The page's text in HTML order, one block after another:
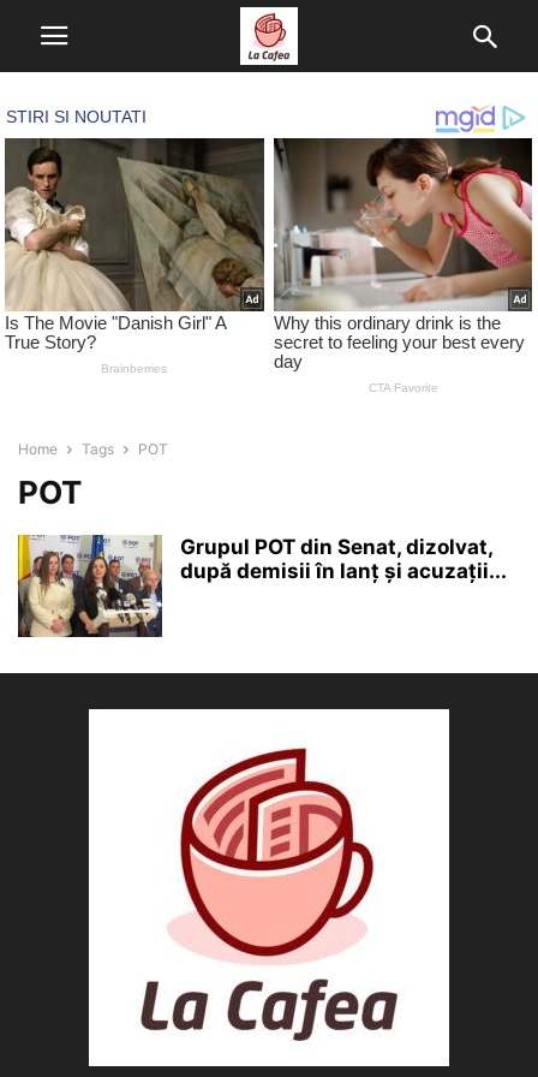
Home Tags POT
POT
Grupul POT din Senat, dizolvat,
după demisii în lanț și acuzații...